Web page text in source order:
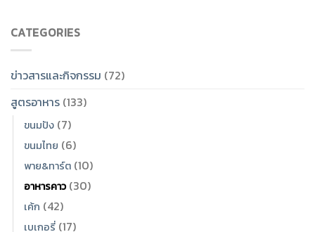
CATEGORIES
ข่าวสารและกิจกรรม (72)
สูตรอาหาร (133)
ขนมปัง (7)
ขนมไทย (6)
พาย&ทาร์ต (10)
อาหารคาว(30)
เค้ก (42)
เบเกอรี่ (17)